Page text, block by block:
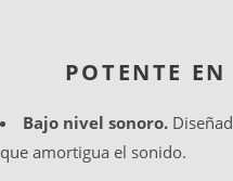
POTENTE
Bajo nivel sonoro.
que amortigua el sonido.